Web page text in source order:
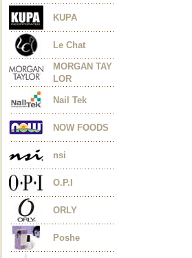
KUPA
Le Chat
MORGAN TAY
LOR
Nail Tek
NOW FOODS
nsi
O.P.I
ORLY
Poshe